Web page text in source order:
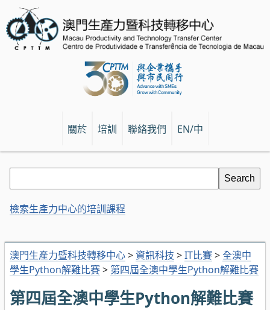
關於 培訓 聯絡我們 EN/中
澳門生產力暨科技轉移中心> 資訊科技 >IT比賽>全澳中
學生Python解難比賽> 第四屆全澳中學生Python解難比賽
第四屆全澳中學生Python解難比賽
檢索生產力中心的培訓課程